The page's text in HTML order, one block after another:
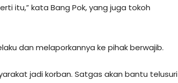
itu,” kata Bang Pok, yang juga tokoh
dan melaporkannya ke pihak berwajib.
jadi korban. Satgas akan bantu telusuri